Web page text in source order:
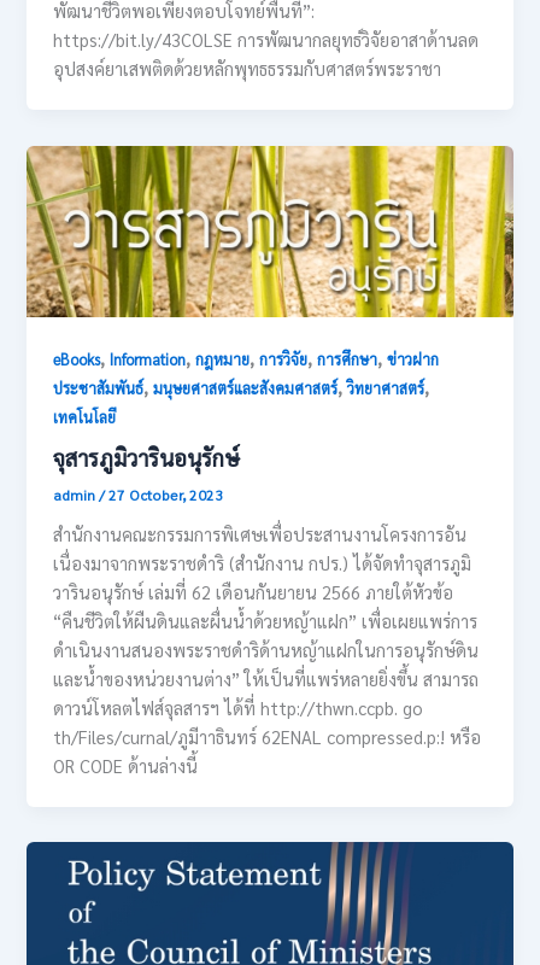
พัฒนาชีวิตพอเพียงตอบโจทย์พื้นที่”:
https://bit.ly/43COLSE การพัฒนากลยุทธ์วิจัยอาสาด้านลด
อุปสงค์ยาเสพติดด้วยหลักพุทธธรรมกับศาสตร์พระราชา
eBooks,Information,กฎหมาย,การวิจัย,การศึกษา,ข่าวฝาก
ประชาสัมพันธ์,มนุษยศาสตร์และสังคมศาสตร์,วิทยาศาสตร์,
เทคโนโลยี
จุสารภูมิวารินอนุรักษ์
admin/27 October, 2023
สำนักงานคณะกรรมการพิเศษเพื่อประสานงานโครงการอัน
เนื่องมาจากพระราชดำริ (สำนักงาน กปร.) ได้จัดทำจุสารภูมิ
วารินอนุรักษ์ เล่มที่ 62 เดือนกันยายน 2566 ภายใต้หัวข้อ
“คืนชีวิตให้ผืนดินและผื่นน้ำด้วยหญ้าแฝก” เพื่อเผยแพร่การ
ดำเนินงานสนองพระราชดำริด้านหญ้าแฝกในการอนุรักษ์ดิน
และน้ำของหน่วยงานต่าง” ให้เป็นที่แพร่หลายยิ่งขึ้น สามารถ
ดาวน์โหลตไฟส์จุลสารฯ ได้ที่ http://thwn.ccpb. go
th/Files/curnal/ภูมีาาธินทร์ 62ENAL compressed.p:! หรือ
OR CODE ด้านล่างนี้